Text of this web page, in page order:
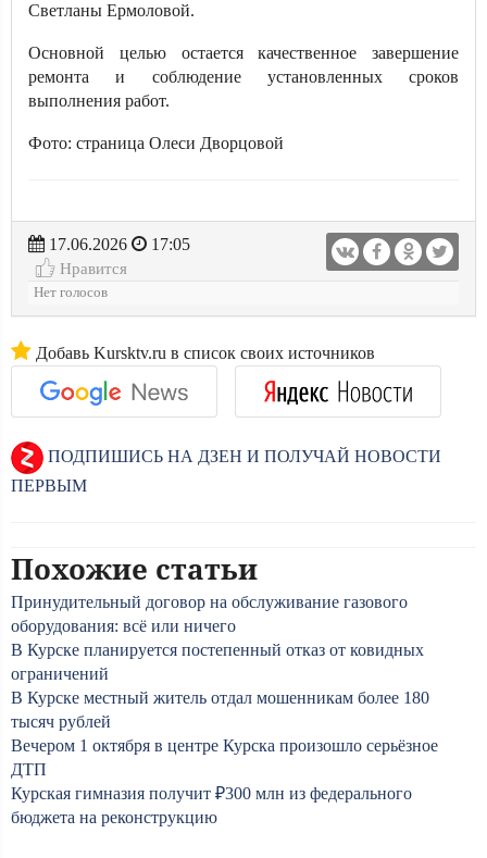
Светланы Ермоловой.
Основной целью остается качественное завершение
ремонта и соблюдение установленных сроков
выполнения работ.
Фото: страница Олеси Дворцовой
17.06.2026
17:05
Нравится
Нет голосов
Добавь Kursktv.ru в список своих источников
ПОДПИШИСЬ НА ДЗЕН И ПОЛУЧАЙ НОВОСТИ
ПЕРВЫМ
Похожие статьи
Принудительный договор на обслуживание газового
оборудования: всё или ничего
В Курске планируется постепенный отказ от ковидных
ограничений
В Курске местный житель отдал мошенникам более 180
тысяч рублей
Вечером 1 октября в центре Курска произошло серьёзное
ДТП
Курская гимназия получит ₽300 млн из федерального
бюджета на реконструкцию